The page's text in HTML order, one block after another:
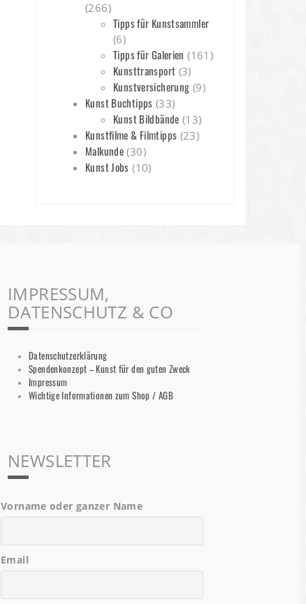
(266)
Tipps für Kunstsammler
(6)
Tipps für Galerien (161)
Kunsttransport (3)
Kunstversicherung (9)
Kunst Buchtipps (33)
Kunst Bildbände (13)
Kunstfilme & Filmtipps (23)
Malkunde (30)
Kunst Jobs (10)
IMPRESSUM,
DATENSCHUTZ & CO
Datenschutzerklärung
Spendenkonzept – Kunst für den guten Zweck
Impressum
Wichtige Informationen zum Shop / AGB
NEWSLETTER
Vorname oder ganzer Name
Email